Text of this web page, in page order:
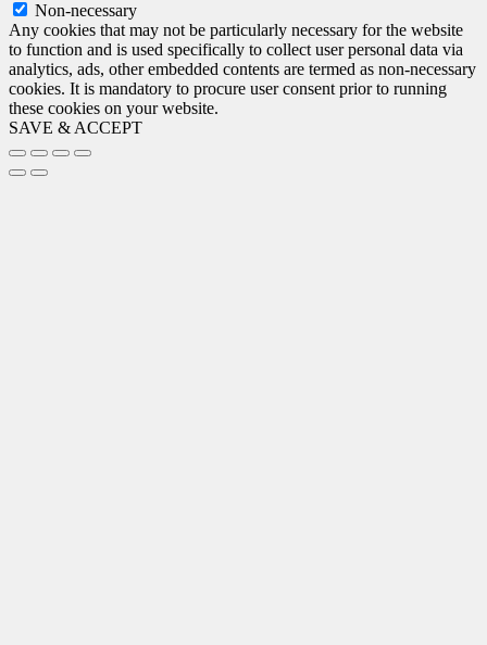
Non-necessary
Any cookies that may not be particularly necessary for the website
to function and is used specifically to collect user personal data via
analytics, ads, other embedded contents are termed as non-necessary
cookies. It is mandatory to procure user consent prior to running
these cookies on your website.
SAVE & ACCEPT